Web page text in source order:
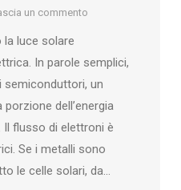
un commento
luce solare
In parole semplici,
un
dell’energia
Il flusso di elettroni è
Se i metalli sono
le celle solari, da…